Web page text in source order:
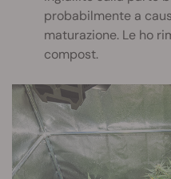
probabilmente a
maturazione. Le ho
compost.